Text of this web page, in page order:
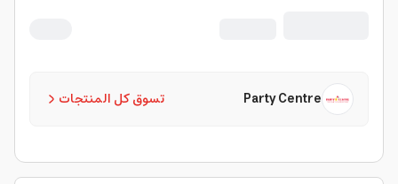
تسوق كل المنتجات Party Centre